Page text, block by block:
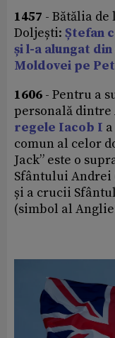
1457 - Bătălia de
Doljești: Ștefan
și l-a alungat
Moldovei pe
1606 - Pentru a
personală dintre
regele Iacob I
comun al celor
Jack” este o
Sfântului Andrei
și a crucii
(simbol al